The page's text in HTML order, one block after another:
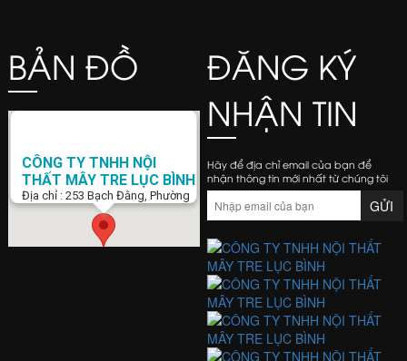
BẢN ĐỒ
CÔNG TY TNHH NỘI
THẤT MÂY TRE LỤC BÌNH
Địa chỉ : 253 Bạch Đằng, Phường
15, Q. Bình Thạnh, Tp. Hồ Chí Minh
Điện Thoại : 0938 423 805
banghemaytrela@gmail.com
ĐĂNG KÝ
NHẬN TIN
Hãy để địa chỉ email của bạn để
nhận thông tin mới nhất từ chúng tôi